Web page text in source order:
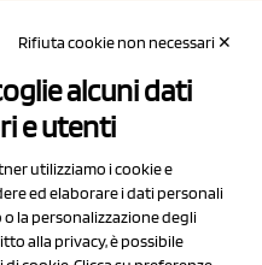
50.000,00 i.v.
Rifiuta cookie non necessari ✕
alcuni dati
e utenti
utilizziamo i cookie e
ed elaborare i dati personali
o la personalizzazione degli
alla privacy, è possibile